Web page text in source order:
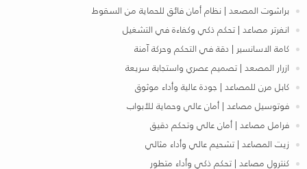
براشوت المصعد | نظام أمان فائق للحماية من السقوط
انفرتر مصاعد | تحكم ذكي وكفاءة في التشغيل
كامة الاسانسير | دقة في التحكم وحركة آمنة
ازرار المصعد | تصميم عصري واستجابة سريعة
كابل مرن للمصاعد | جودة عالية وأداء موثوق
فوتوسيل مصاعد | أمان عالي وحماية للأبواب
فرامل مصاعد | أمان عالي وتحكم دقيق
زيت المصاعد | تشحيم عالي وأداء مثالي
كنترول مصاعد | تحكم ذكي وأداء متطور